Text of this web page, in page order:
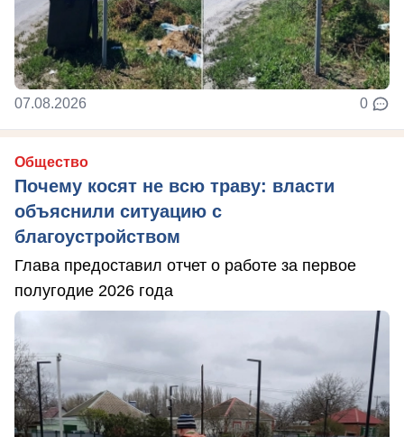
07.08.2026 0
Общество
Почему косят не всю траву: власти
объяснили ситуацию с
благоустройством
Глава предоставил отчет о работе за первое
полугодие 2026 года